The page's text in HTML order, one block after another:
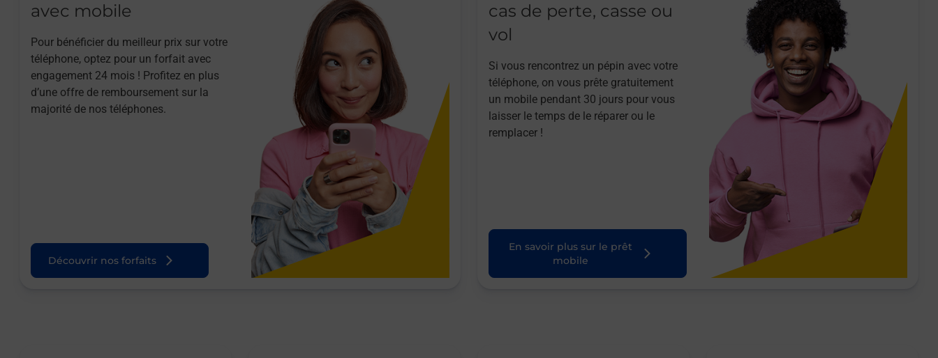
avec mobile
Pour bénéficier du meilleur prix sur votre
téléphone, optez pour un forfait avec
engagement 24 mois ! Profitez en plus
d’une offre de remboursement sur la
majorité de nos téléphones.
Découvrir nos forfaits
cas de perte, casse ou
vol
Si vous rencontrez un pépin avec votre
téléphone, on vous prête gratuitement
un mobile pendant 30 jours pour vous
laisser le temps de le réparer ou le
remplacer !
En savoir plus sur le prêt
mobile